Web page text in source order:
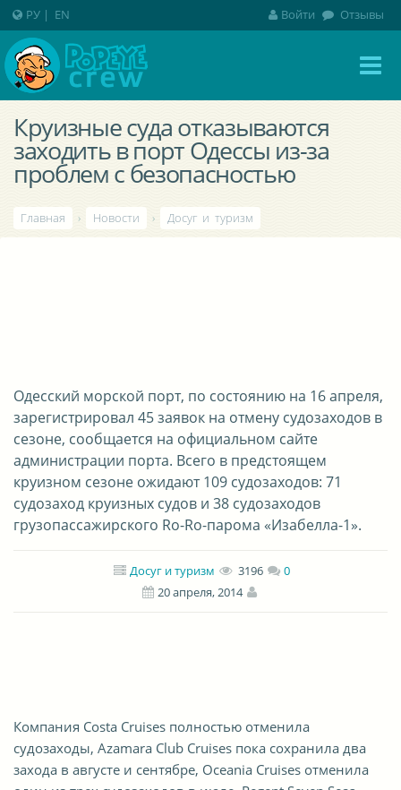
Круизные суда отказываются
заходить в порт Одессы из-за
проблем с безопасностью
Главная › Новости › Досуг и туризм
Одесский морской порт, по состоянию на 16 апреля,
зарегистрировал 45 заявок на отмену судозаходов в
сезоне, сообщается на официальном сайте
администрации порта. Всего в предстоящем
круизном сезоне ожидают 109 судозаходов: 71
судозаход круизных судов и 38 судозаходов
грузопассажирского Rо-Rо-парома «Изабелла-1».
Досуг и туризм 3196
0
20 апреля, 2014
Компания Costa Cruises полностью отменила
судозаходы, Azamara Club Cruises пока сохранила два
захода в августе и сентябре, Oceania Cruises отменила
РУ | EN Войти Отзывы